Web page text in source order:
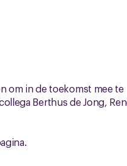
om in de toekomst mee te
Berthus de Jong,